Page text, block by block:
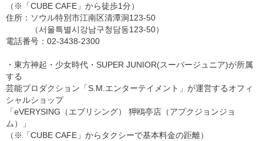
（※「CUBE CAFE」から徒歩1分）
住所：ソウル特別市江南区清潭洞123-50
（서울특별시강남구청담동123-50）
電話番号：02-3438-2300
・東方神起・少女時代・SUPER JUNIOR(スーパージュニア)が所属
する
芸能プロダクション「S.M.エンターテイメント」が運営するオフィ
シャルショップ
「eVERYSING（エブリシング） 狎鴎亭店（アプクジョンジョ
ム）」
（※「CUBE CAFE」からタクシーで基本料金の距離）